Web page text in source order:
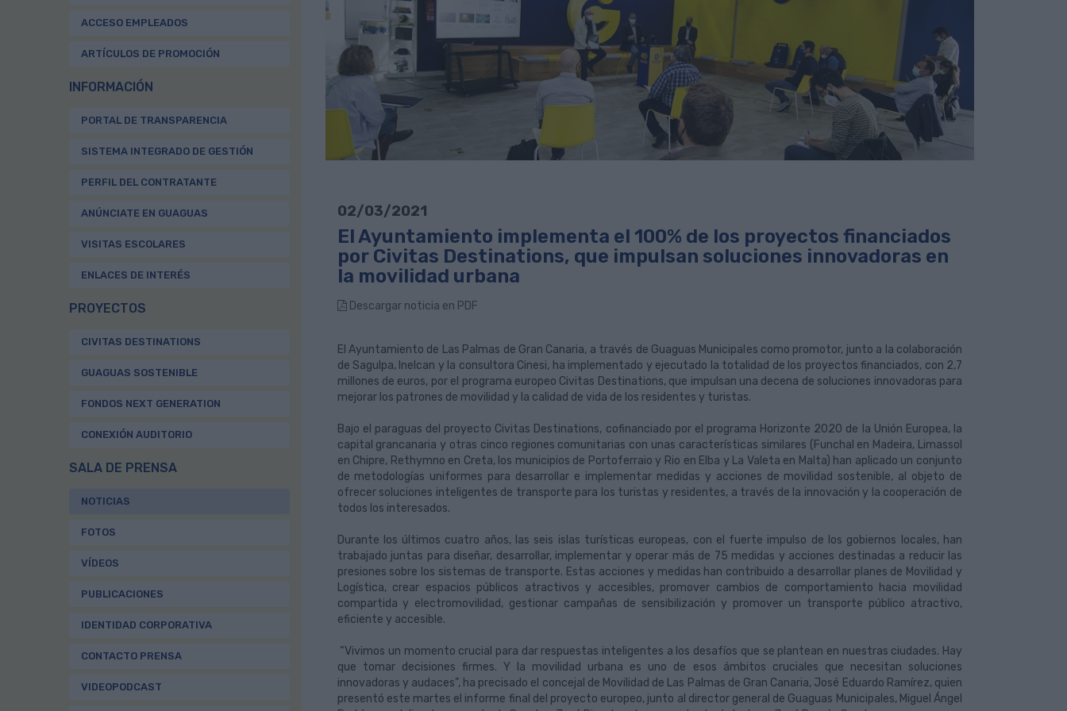
ACCESO EMPLEADOS
ARTÍCULOS DE PROMOCIÓN
INFORMACIÓN
PORTAL DE TRANSPARENCIA
SISTEMA INTEGRADO DE GESTIÓN
PERFIL DEL CONTRATANTE
ANÚNCIATE EN GUAGUAS
VISITAS ESCOLARES
ENLACES DE INTERÉS
PROYECTOS
CIVITAS DESTINATIONS
GUAGUAS SOSTENIBLE
FONDOS NEXT GENERATION
CONEXIÓN AUDITORIO
SALA DE PRENSA
NOTICIAS
FOTOS
VÍDEOS
PUBLICACIONES
IDENTIDAD CORPORATIVA
CONTACTO PRENSA
VIDEOPODCAST
02/03/2021
El Ayuntamiento implementa el 100% de los proyectos financiados
por Civitas Destinations, que impulsan soluciones innovadoras en
la movilidad urbana
Descargar noticia en PDF
El Ayuntamiento de Las Palmas de Gran Canaria, a través de Guaguas Municipales como promotor, junto a la colaboración
de Sagulpa, Inelcan y la consultora Cinesi, ha implementado y ejecutado la totalidad de los proyectos financiados, con 2,7
millones de euros, por el programa europeo Civitas Destinations, que impulsan una decena de soluciones innovadoras para
mejorar los patrones de movilidad y la calidad de vida de los residentes y turistas.
Bajo el paraguas del proyecto Civitas Destinations, cofinanciado por el programa Horizonte 2020 de la Unión Europea, la
capital grancanaria y otras cinco regiones comunitarias con unas características similares (Funchal en Madeira, Limassol
en Chipre, Rethymno en Creta, los municipios de Portoferraio y Rio en Elba y La Valeta en Malta) han aplicado un conjunto
de metodologías uniformes para desarrollar e implementar medidas y acciones de movilidad sostenible, al objeto de
ofrecer soluciones inteligentes de transporte para los turistas y residentes, a través de la innovación y la cooperación de
todos los interesados.
Durante los últimos cuatro años, las seis islas turísticas europeas, con el fuerte impulso de los gobiernos locales, han
trabajado juntas para diseñar, desarrollar, implementar y operar más de 75 medidas y acciones destinadas a reducir las
presiones sobre los sistemas de transporte. Estas acciones y medidas han contribuido a desarrollar planes de Movilidad y
Logística, crear espacios públicos atractivos y accesibles, promover cambios de comportamiento hacia movilidad
compartida y electromovilidad, gestionar campañas de sensibilización y promover un transporte público atractivo,
eficiente y accesible.
“Vivimos un momento crucial para dar respuestas inteligentes a los desafíos que se plantean en nuestras ciudades. Hay
que tomar decisiones firmes. Y la movilidad urbana es uno de esos ámbitos cruciales que necesitan soluciones
innovadoras y audaces”, ha precisado el concejal de Movilidad de Las Palmas de Gran Canaria, José Eduardo Ramírez, quien
presentó este martes el informe final del proyecto europeo, junto al director general de Guaguas Municipales, Miguel Ángel